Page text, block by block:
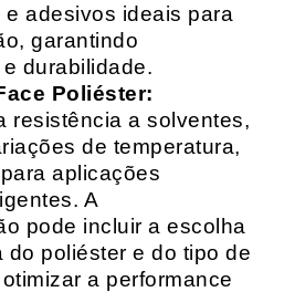
adesivos ideais para
garantindo
durabilidade.
Poliéster:
resistência a solventes,
de temperatura,
aplicações
A
pode incluir a escolha
do poliéster e do tipo de
a performance